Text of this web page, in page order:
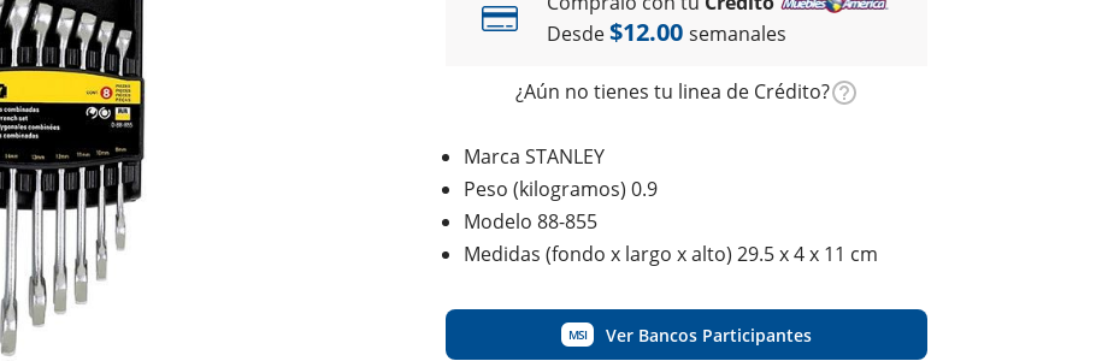
Desde$12.00 semanales
¿Aún no tienes tu linea de Crédito?
Marca STANLEY
Peso (kilogramos) 0.9
Modelo 88-855
Medidas (fondo x largo x alto) 29.5 x 4 x 11 cm
MSI Ver Bancos Participantes